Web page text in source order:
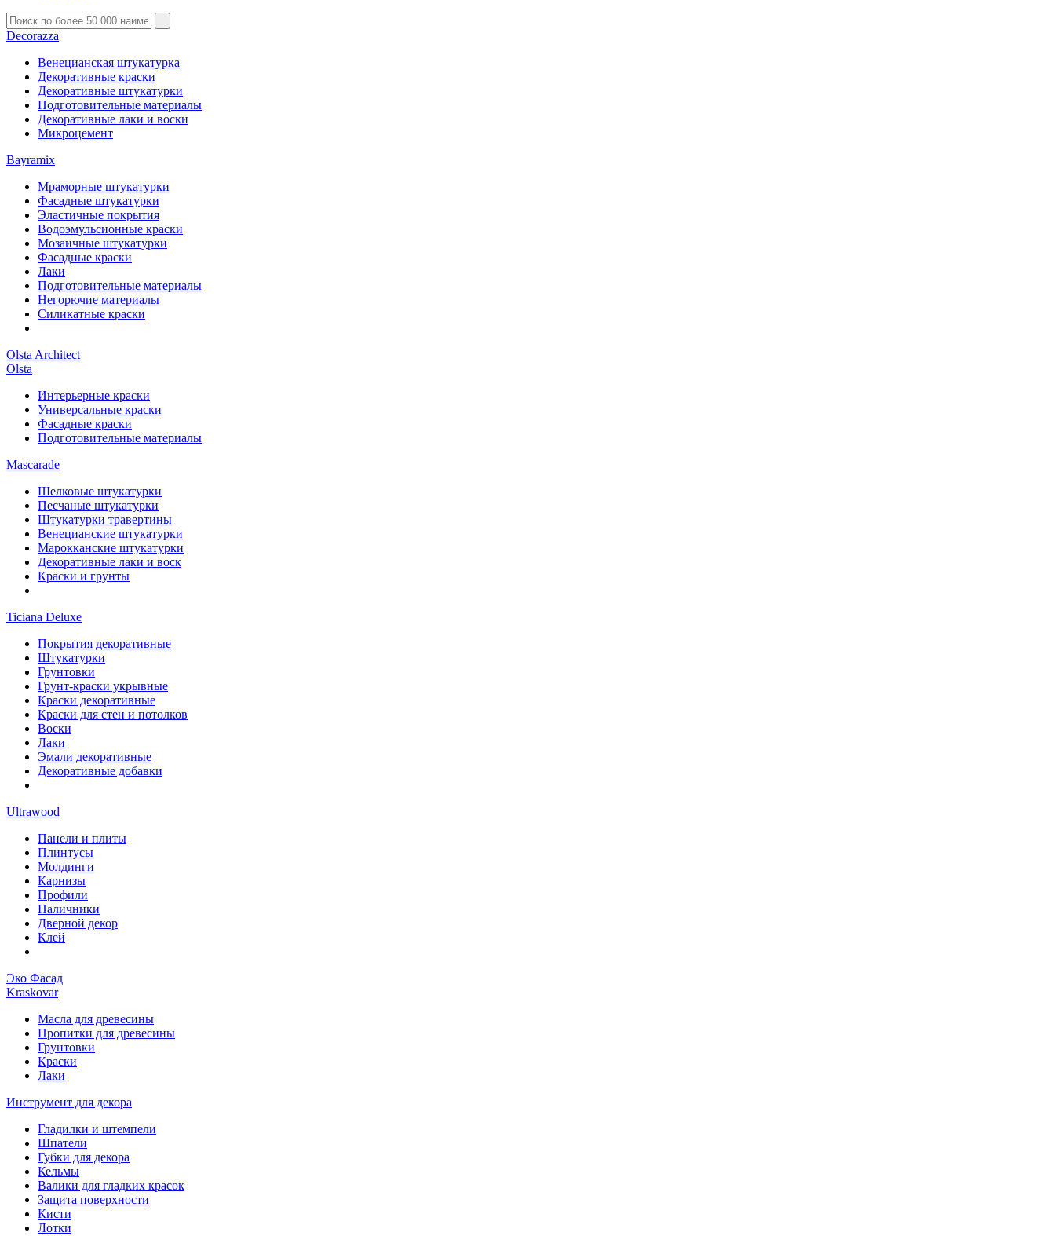
Decorazza
Венецианская штукатурка
Декоративные краски
Декоративные штукатурки
Подготовительные материалы
Декоративные лаки и воски
Микроцемент
Bayramix
Мраморные штукатурки
Фасадные штукатурки
Эластичные покрытия
Водоэмульсионные краски
Мозаичные штукатурки
Фасадные краски
Лаки
Подготовительные материалы
Негорючие материалы
Силикатные краски
Olsta Architect
Olsta
Интерьерные краски
Универсальные краски
Фасадные краски
Подготовительные материалы
Mascarade
Шелковые штукатурки
Песчаные штукатурки
Штукатурки травертины
Венецианские штукатурки
Марокканские штукатурки
Декоративные лаки и воск
Краски и грунты
Ticiana Deluxe
Покрытия декоративные
Штукатурки
Грунтовки
Грунт-краски укрывные
Краски декоративные
Краски для стен и потолков
Воски
Лаки
Эмали декоративные
Декоративные добавки
Ultrawood
Панели и плиты
Плинтусы
Молдинги
Карнизы
Профили
Наличники
Дверной декор
Клей
Эко Фасад
Kraskovar
Масла для древесины
Пропитки для древесины
Грунтовки
Краски
Лаки
Инструмент для декора
Гладилки и штемпели
Шпатели
Губки для декора
Кельмы
Валики для гладких красок
Защита поверхности
Кисти
Лотки